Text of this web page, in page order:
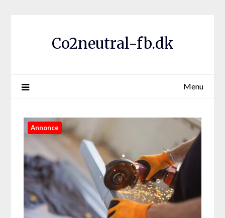
Co2neutral-fb.dk
Menu
Annonce